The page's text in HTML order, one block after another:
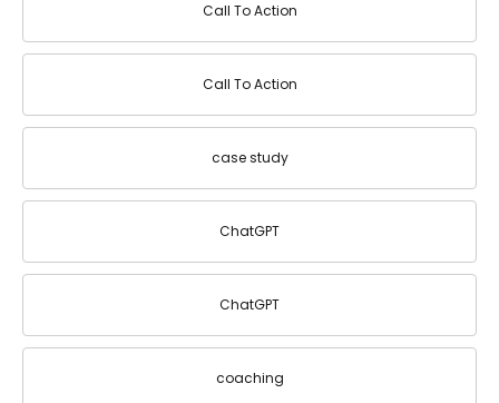
Call To Action
Call To Action
case study
ChatGPT
ChatGPT
coaching